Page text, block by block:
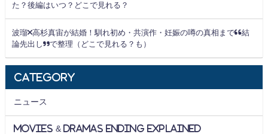
た？後編はいつ？どこで見れる？
波瑠×高杉真宙が結婚！馴れ初め・共演作・妊娠の噂の真相まで“結
論先出し”で整理（どこで見れる？も）
Category
ニュース
Movies & Dramas Ending Explained